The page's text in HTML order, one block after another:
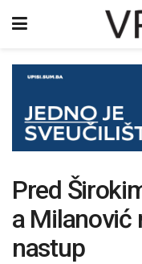
Pred
a Milanović
nastup